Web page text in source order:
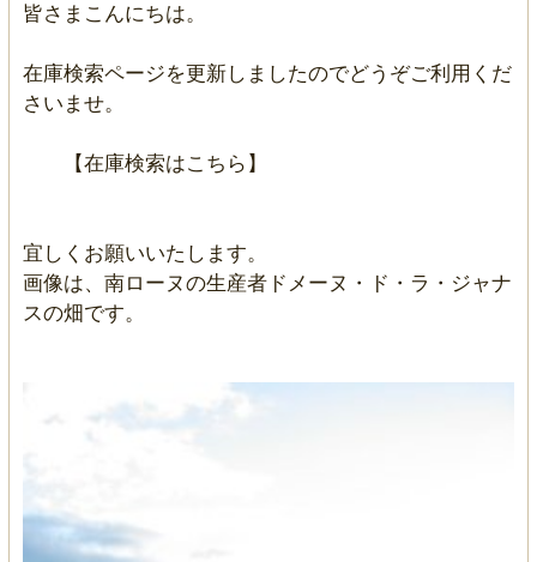
皆さまこんにちは。
在庫検索ページを更新しましたのでどうぞご利用くだ
さいませ。
【在庫検索はこちら】
宜しくお願いいたします。
画像は、南ローヌの生産者ドメーヌ・ド・ラ・ジャナ
スの畑です。